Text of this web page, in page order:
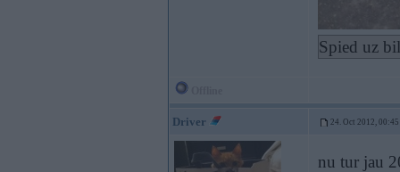
Spied uz
Driver 24. Oct 2012, 00:45
nu tur jau